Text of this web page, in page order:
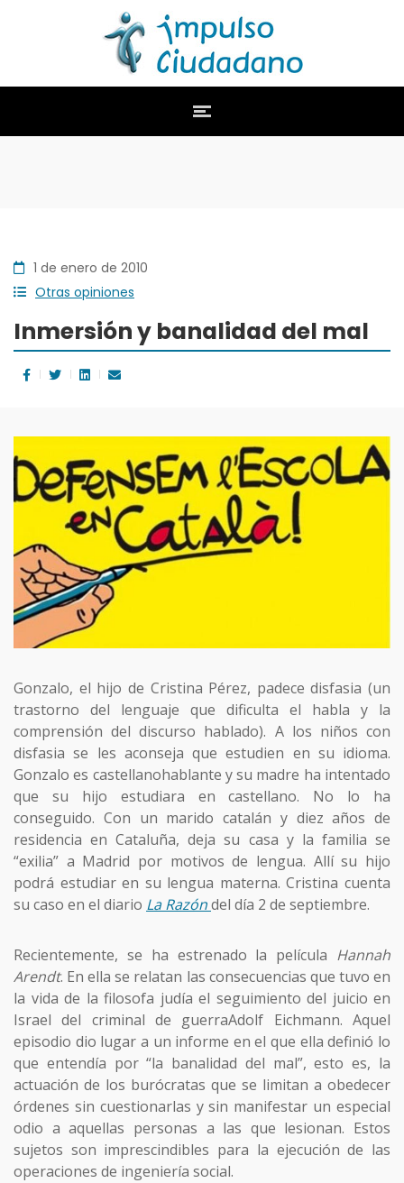
1 de enero de 2010
Otras opiniones
Inmersión y banalidad del mal
Gonzalo, el hijo de Cristina Pérez, padece disfasia (un
trastorno del lenguaje que dificulta el habla y la
comprensión del discurso hablado). A los niños con
disfasia se les aconseja que estudien en su idioma.
Gonzalo es castellanohablante y su madre ha intentado
que su hijo estudiara en castellano. No lo ha
conseguido. Con un marido catalán y diez años de
residencia en Cataluña, deja su casa y la familia se
“exilia” a Madrid por motivos de lengua. Allí su hijo
podrá estudiar en su lengua materna. Cristina cuenta
su caso en el diario La Razóndel día 2 de septiembre.
Recientemente, se ha estrenado la película Hannah
Arendt. En ella se relatan las consecuencias que tuvo en
la vida de la filosofa judía el seguimiento del juicio en
Israel del criminal de guerraAdolf Eichmann. Aquel
episodio dio lugar a un informe en el que ella definió lo
que entendía por “la banalidad del mal”, esto es, la
actuación de los burócratas que se limitan a obedecer
órdenes sin cuestionarlas y sin manifestar un especial
odio a aquellas personas a las que lesionan. Estos
sujetos son imprescindibles para la ejecución de las
operaciones de ingeniería social.